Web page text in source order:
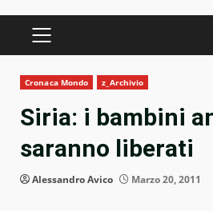
PRIMARY
Cronaca Mondo z_Archivio
Siria: i bambini
saranno liberati
Alessandro Avico Marzo 20, 2011